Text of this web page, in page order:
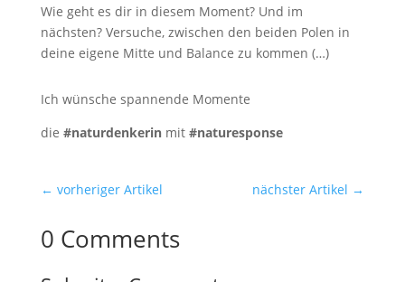
Wie geht es dir in diesem Moment? Und im
nächsten? Versuche, zwischen den beiden Polen in
deine eigene Mitte und Balance zu kommen (…)
Ich wünsche spannende Momente
die #naturdenkerin mit#naturesponse
← vorheriger Artikel nächster Artikel →
0 Comments